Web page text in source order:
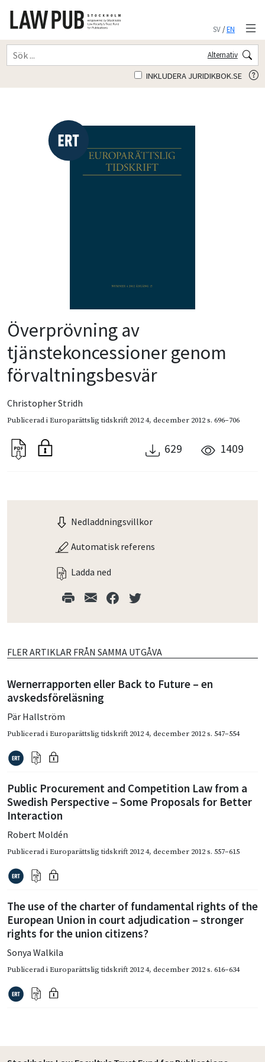
SV/EN
Alternativ
INKLUDERA JURIDIKBOK.SE
Överprövning av
tjänstekoncessioner genom
förvaltningsbesvär
Christopher Stridh
Publicerad iEuroparättslig tidskrift 2012 4, december 2012s. 696–706
629 1409
Nedladdningsvillkor
Automatisk referens
Ladda ned
FLER ARTIKLAR FRÅN SAMMA UTGÅVA
Wernerrapporten eller Back to Future – en
avskedsföreläsning
Pär Hallström
Publicerad iEuroparättslig tidskrift 2012 4, december 2012s. 547–554
Public Procurement and Competition Law from a
Swedish Perspective – Some Proposals for Better
Interaction
Robert Moldén
Publicerad iEuroparättslig tidskrift 2012 4, december 2012s. 557–615
The use of the charter of fundamental rights of the
European Union in court adjudication – stronger
rights for the union citizens?
Sonya Walkila
Publicerad iEuroparättslig tidskrift 2012 4, december 2012s. 616–634